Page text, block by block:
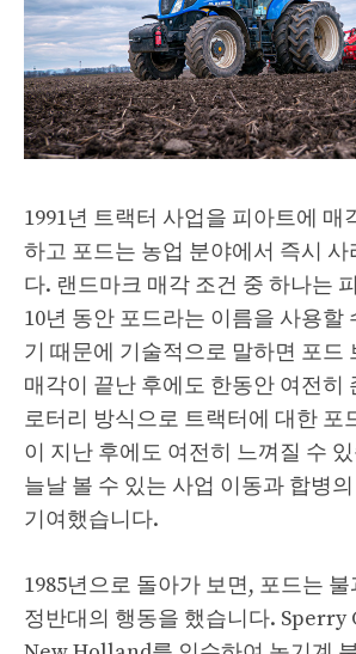
1991년 트랙터 사업을 피아트에 매
하고 포드는 농업 분야에서 즉시 사
다. 랜드마크 매각 조건 중 하나는
10년 동안 포드라는 이름을 사용할
기 때문에 기술적으로 말하면 포드
매각이 끝난 후에도 한동안 여전히
로터리 방식으로 트랙터에 대한 포
이 지난 후에도 여전히 느껴질 수
늘날 볼 수 있는 사업 이동과 합병
기여했습니다.
1985년으로 돌아가 보면, 포드는
정반대의 행동을 했습니다.